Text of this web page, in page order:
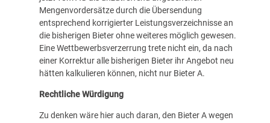
Mengenvordersätze durch die Übersendung
entsprechend korrigierter Leistungsverzeichnisse an
die bisherigen Bieter ohne weiteres möglich gewesen.
Eine Wettbewerbsverzerrung trete nicht ein, da nach
einer Korrektur alle bisherigen Bieter ihr Angebot neu
hätten kalkulieren können, nicht nur Bieter A.
Rechtliche Würdigung
Zu denken wäre hier auch daran, den Bieter A wegen